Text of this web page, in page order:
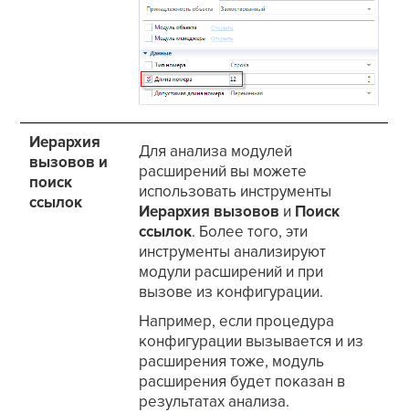
Иерархия
вызовов и
поиск
ссылок
Для анализа модулей
расширений вы можете
использовать инструменты
Иерархия вызовов и Поиск
ссылок. Более того, эти
инструменты анализируют
модули расширений и при
вызове из конфигурации.
Например, если процедура
конфигурации вызывается и из
расширения тоже, модуль
расширения будет показан в
результатах анализа.